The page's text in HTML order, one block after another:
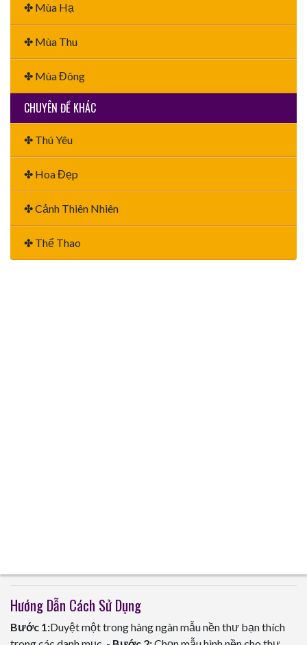
✤ Mùa Hạ
✤ Mùa Thu
✤ Mùa Đông
CHUYÊN ĐỀ KHÁC
✤ Thú Yêu
✤ Hoa Đẹp
✤ Cảnh Thiên Nhiên
✤ Thể Thao
Hướng Dẫn Cách Sử Dụng
Bước 1:Duyệt một trong hàng ngàn mẫu nền thư bạn thích